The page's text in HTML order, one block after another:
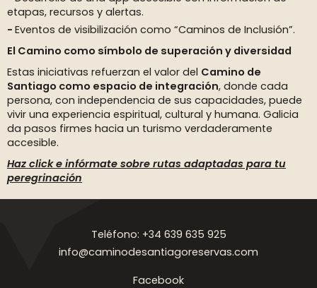
etapas, recursos y alertas.
Eventos de visibilización como “Caminos de Inclusión”.
El Camino como símbolo de superación y diversidad
Estas iniciativas refuerzan el valor del Camino de
Santiago como espacio de integración, donde cada
persona, con independencia de sus capacidades, puede
vivir una experiencia espiritual, cultural y humana. Galicia
da pasos firmes hacia un turismo verdaderamente
accesible.
Haz click e infórmate sobre rutas adaptadas para tu
peregrinación
Teléfono: +34 639 635 925
info@caminodesantiagoreservas.com
Facebook